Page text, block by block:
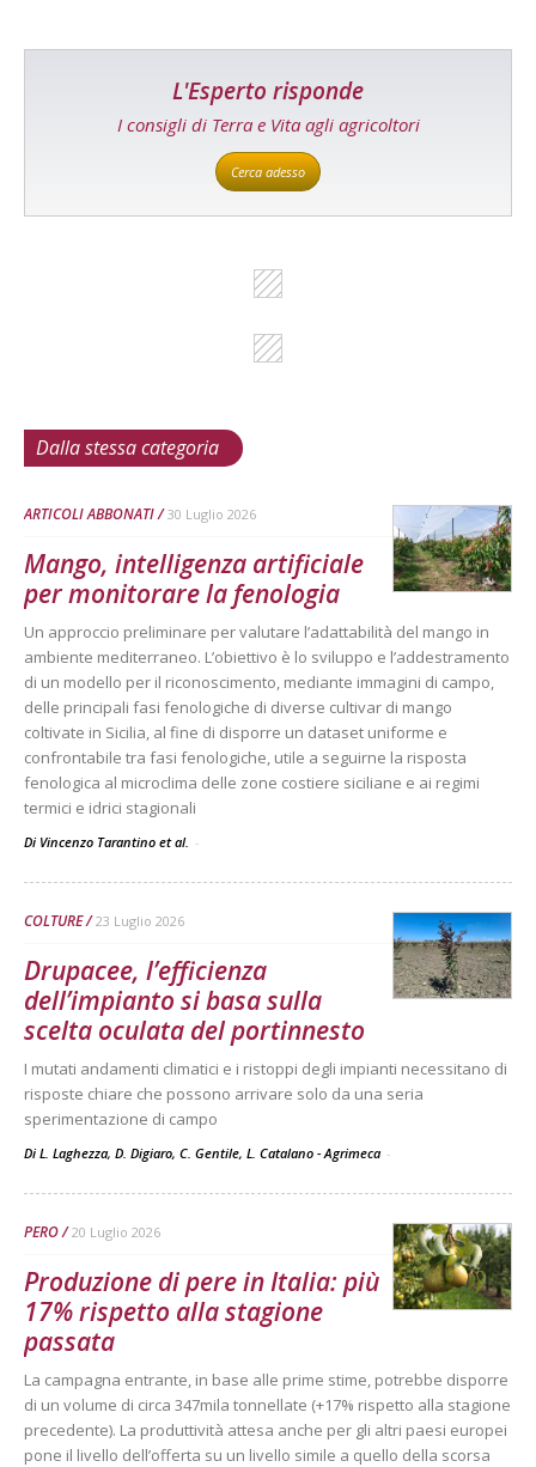
L'Esperto risponde
I consigli di Terra e Vita agli agricoltori
Cerca adesso
Dalla stessa categoria
ARTICOLI ABBONATI 30 Luglio 2026
Mango, intelligenza artificiale
per monitorare la fenologia
Un approccio preliminare per valutare l’adattabilità del mango in
ambiente mediterraneo. L’obiettivo è lo sviluppo e l’addestramento
di un modello per il riconoscimento, mediante immagini di campo,
delle principali fasi fenologiche di diverse cultivar di mango
coltivate in Sicilia, al fine di disporre un dataset uniforme e
confrontabile tra fasi fenologiche, utile a seguirne la risposta
fenologica al microclima delle zone costiere siciliane e ai regimi
termici e idrici stagionali
Di Vincenzo Tarantino et al. -
COLTURE 23 Luglio 2026
Drupacee, l’efficienza
dell’impianto si basa sulla
scelta oculata del portinnesto
I mutati andamenti climatici e i ristoppi degli impianti necessitano di
risposte chiare che possono arrivare solo da una seria
sperimentazione di campo
Di L. Laghezza, D. Digiaro, C. Gentile, L. Catalano - Agrimeca -
PERO 20 Luglio 2026
Produzione di pere in Italia: più
17% rispetto alla stagione
passata
La campagna entrante, in base alle prime stime, potrebbe disporre
di un volume di circa 347mila tonnellate (+17% rispetto alla stagione
precedente). La produttività attesa anche per gli altri paesi europei
pone il livello dell’offerta su un livello simile a quello della scorsa